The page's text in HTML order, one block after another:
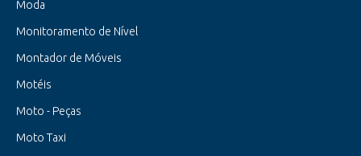
Moda
Monitoramento de Nível
Montador de Móveis
Motéis
Moto - Peças
Moto Taxi